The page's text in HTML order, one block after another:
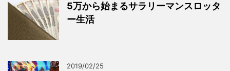
5万から始まるサラリーマンスロッタ
ー生活
2019/02/25